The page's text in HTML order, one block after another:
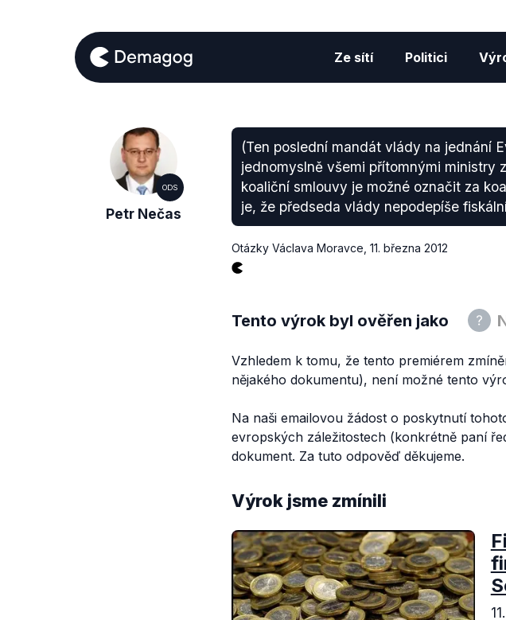
Ze sítí Politici
ODS
Petr Nečas
(Ten poslední mandát vlády na jednání
jednomyslně všemi přítomnými ministry
koaliční smlouvy je možné označit za
je, že předseda vlády nepodepíše
Otázky Václava Moravce 11. března 2012
Tento výrok byl ověřen jako
Vzhledem k tomu, že tento premiérem
nějakého dokumentu), není možné tento
Na naši emailovou žádost o poskytnutí
evropských záležitostech (konkrétně paní
dokument. Za tuto odpověď děkujeme.
Výrok jsme zmínili